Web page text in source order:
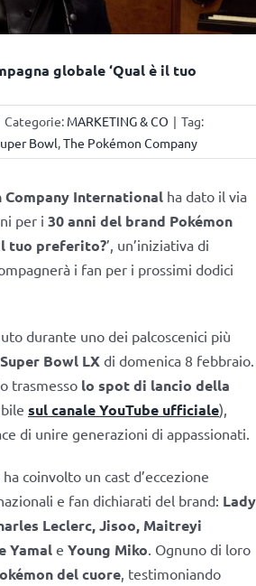
globale ‘Qual è il tuo
Categorie: MARKETING & CO | Tag:
Bowl,The Pokémon Company
Company International ha dato il via
per i 30 anni del brand Pokémon
tuo preferito?’, un’iniziativa di
i fan per i prossimi dodici
durante uno dei palcoscenici più
Super Bowl LX di domenica 8 febbraio.
trasmesso lo spot di lancio della
sul canale YouTube ufficiale),
di unire generazioni di appassionati.
coinvolto un cast d’eccezione
e fan dichiarati del brand: Lady
Leclerc, Jisoo, Maitreyi
Yamal e Young Miko. Ognuno di loro
del cuore, testimoniando